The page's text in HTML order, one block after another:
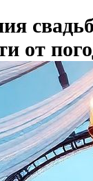
от